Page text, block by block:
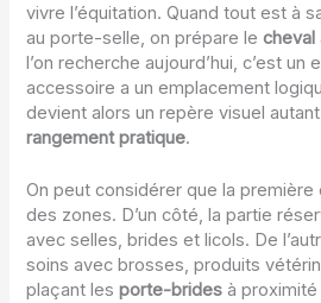
vivre l’équitation. Quand tout est à
au porte-selle, on prépare lecheval
l’on recherche aujourd’hui, c’est un
accessoire a un emplacement
devient alors un repère visuel autant
rangement pratique.
On peut considérer que la
des zones. D’un côté, la partie
avec selles, brides et licols. De
soins avec brosses, produits
plaçant lesporte-brides à